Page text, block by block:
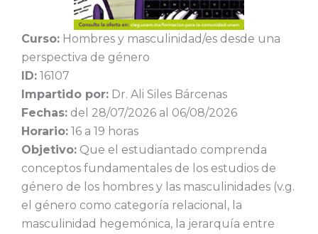
Curso: Hombres y masculinidad/es desde una
perspectiva de género
ID: 16107
Impartido por: Dr. Ali Siles Bárcenas
Fechas: del 28/07/2026 al 06/08/2026
Horario: 16 a 19 horas
Objetivo: Que el estudiantado comprenda
conceptos fundamentales de los estudios de
género de los hombres y las masculinidades (v.g.
el género como categoría relacional, la
masculinidad hegemónica, la jerarquía entre